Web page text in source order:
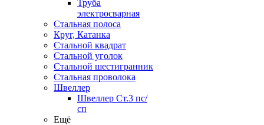
Труба
электросварная
Стальная полоса
Круг, Катанка
Стальной квадрат
Стальной уголок
Стальной шестигранник
Стальная проволока
Швеллер
Швеллер Ст.3 пс/
сп
Ещё